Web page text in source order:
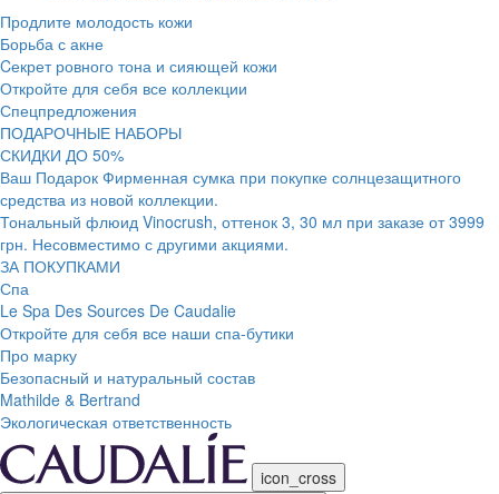
Продлите молодость кожи
Борьба с акне
Cекрет ровного тона и сияющей кожи
Откройте для себя все коллекции
Спецпредложения
ПОДАРОЧНЫЕ НАБОРЫ
СКИДКИ ДО 50%
Ваш Подарок Фирменная сумка при покупке солнцезащитного
средства из новой коллекции.
Тональный флюид Vinocrush, оттенок 3, 30 мл при заказе от 3999
грн. Несовместимо с другими акциями.
ЗА ПОКУПКАМИ
Спа
Le Spa Des Sources De Caudalie
Откройте для себя все наши спа-бутики
Про марку
Безопасный и натуральный состав
Mathilde & Bertrand
Экологическая ответственность
icon_cross